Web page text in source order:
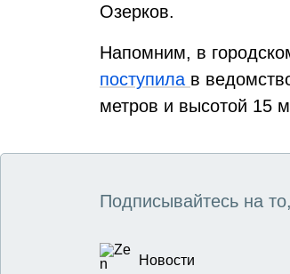
Озерков.
Напомним, в
поступила в
метров и высотой 15
Подписывайтесь на
Новости